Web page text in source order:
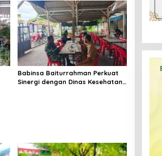
hingga Satuan
Babinsa Baiturrahman Perkuat
Sinergi dengan Dinas Kesehatan,